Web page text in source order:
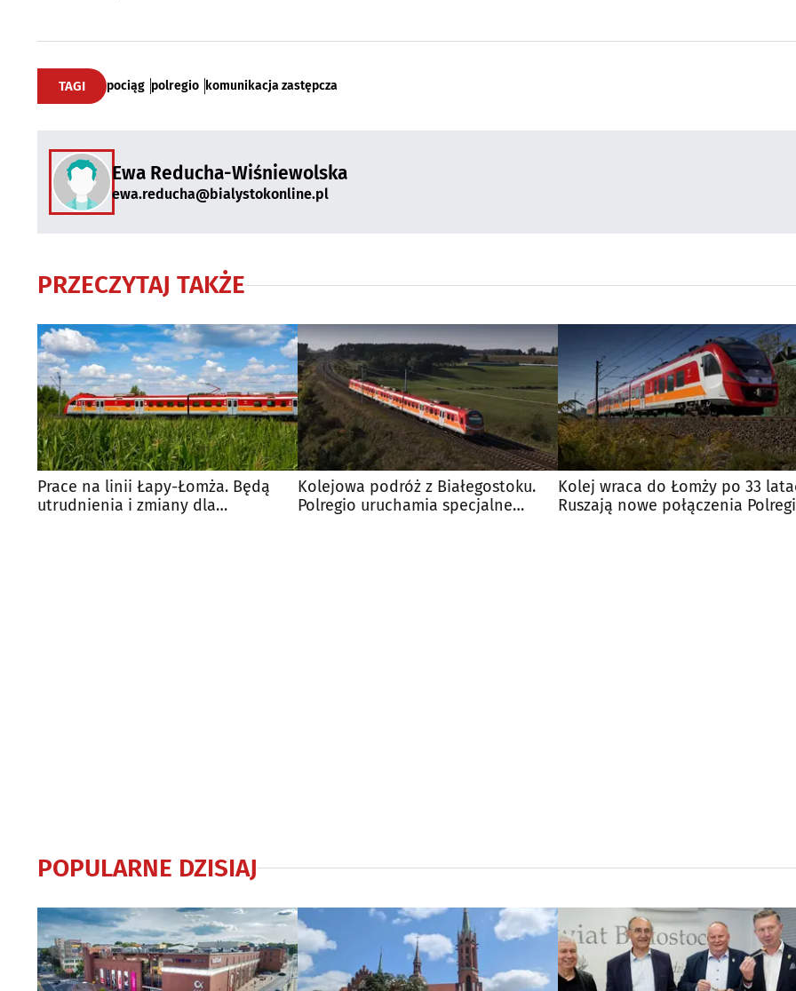
TAGI pociąg polregio komunikacja zastępcza
Ewa Reducha-Wiśniewolska
ewa.reducha@bialystokonline.pl
PRZECZYTAJ TAKŻE
Prace na linii Łapy-Łomża. Będą
utrudnienia i zmiany dla
Kolejowa podróż z Białegostoku.
Polregio uruchamia specjalne
Kolej wraca do Łomży po 33
Ruszają nowe połączenia
POPULARNE DZISIAJ